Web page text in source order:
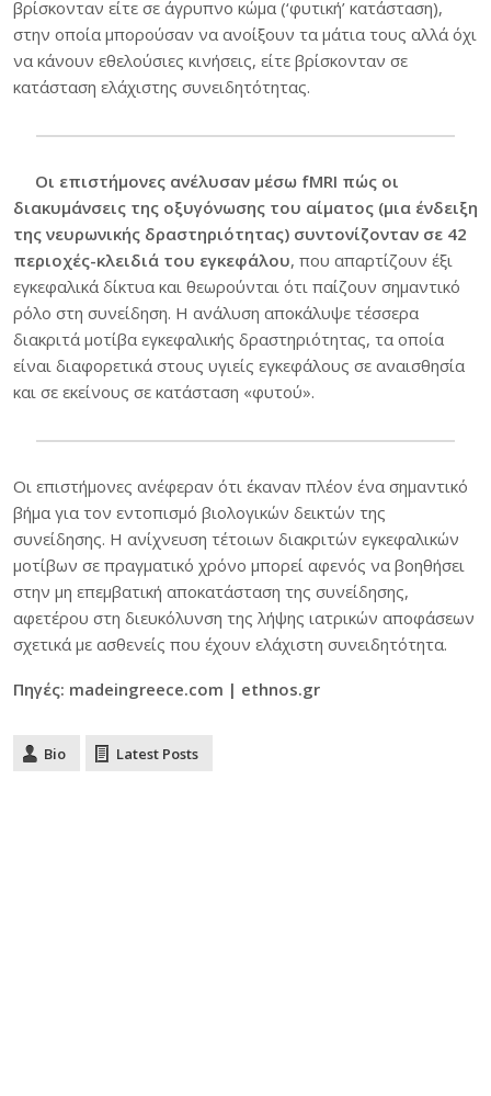
βρίσκονταν είτε σε άγρυπνο κώμα (‘φυτική’ κατάσταση),
στην οποία μπορούσαν να ανοίξουν τα μάτια τους αλλά όχι
να κάνουν εθελούσιες κινήσεις, είτε βρίσκονταν σε
κατάσταση ελάχιστης συνειδητότητας.
Οι επιστήμονες ανέλυσαν μέσω fMRI πώς οι
διακυμάνσεις της οξυγόνωσης του αίματος (μια ένδειξη
της νευρωνικής δραστηριότητας) συντονίζονταν σε 42
περιοχές-κλειδιά του εγκεφάλου, που απαρτίζουν έξι
εγκεφαλικά δίκτυα και θεωρούνται ότι παίζουν σημαντικό
ρόλο στη συνείδηση. Η ανάλυση αποκάλυψε τέσσερα
διακριτά μοτίβα εγκεφαλικής δραστηριότητας, τα οποία
είναι διαφορετικά στους υγιείς εγκεφάλους σε αναισθησία
και σε εκείνους σε κατάσταση «φυτού».
Οι επιστήμονες ανέφεραν ότι έκαναν πλέον ένα σημαντικό
βήμα για τον εντοπισμό βιολογικών δεικτών της
συνείδησης. Η ανίχνευση τέτοιων διακριτών εγκεφαλικών
μοτίβων σε πραγματικό χρόνο μπορεί αφενός να βοηθήσει
στην μη επεμβατική αποκατάσταση της συνείδησης,
αφετέρου στη διευκόλυνση της λήψης ιατρικών αποφάσεων
σχετικά με ασθενείς που έχουν ελάχιστη συνειδητότητα.
Πηγές: madeingreece.com | ethnos.gr
Bio Latest Posts